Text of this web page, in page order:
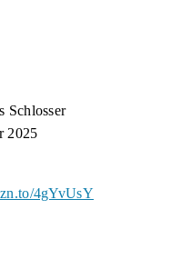
Schlosser
2025
4gYvUsY